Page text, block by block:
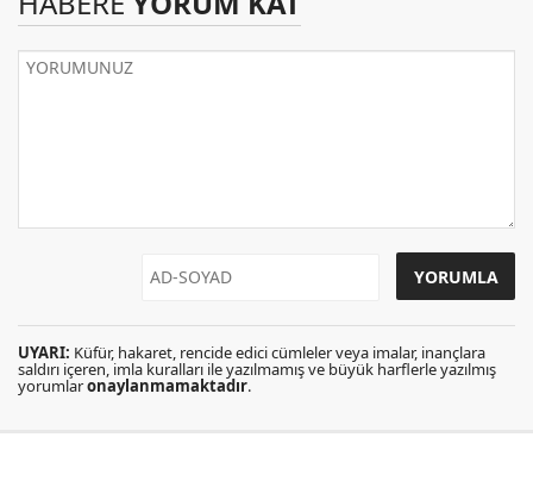
UYARI: Küfür, hakaret, rencide edici cümleler veya imalar, inançlara
saldırı içeren, imla kuralları ile yazılmamış ve büyük harflerle yazılmış
yorumlaronaylanmamaktadır.